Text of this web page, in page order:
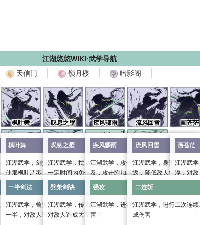
江湖悠悠WIKI·武学导航
天信门 锁月楼 暗影阁
己添
防御
修习可增加自身定力，强化免伤
枫叶舞
枫叶舞
江湖武学，剑扫寰宇，引枫叶翩翩，萦绕于侧，也可
使那枫叶凋零，化为尘土，加快自身行动条增长，可
提前取消
武学类别： buff
剑意消耗： 2
叹息之壁
叹息之壁
江湖武学，搅动落枫于身前，化作屏障，保护自身，
一定时间内免伤
武学类别：
剑意消耗：
4
攻击类型：外攻
疾风骤雨
疾风骤雨
江湖武学，攻击极为迅速，冷冽侵体，
及，攻击附加霜叶寒
武学类别：
剑意消耗： 4
攻击类型：
流风回雪
流风回雪
江湖武学，身形轻逸飘
返，降低敌人行动条
武学类别：
剑意消耗： 6
攻击类型：
画苍茫
画苍茫
江湖武
浮，对敌
剑意消
成伤
，恢复自身气血，概
守一，意随心动，连续回旋打击，对
一半剑法
一半剑法
江湖武学，曾为江湖绝学，奈何早年流失一半，遂名
一半，对敌人进行多次伤害
劈柴剑诀
劈柴剑诀
江湖武学，传为樵夫所创，可劈云碎岳，威力惊人，
对敌人造成大量伤害
强攻
强攻
江湖武学，进行强猛攻击，气势逼人，
害
二连斩
二连斩
江湖武学，进行二次连
成伤害